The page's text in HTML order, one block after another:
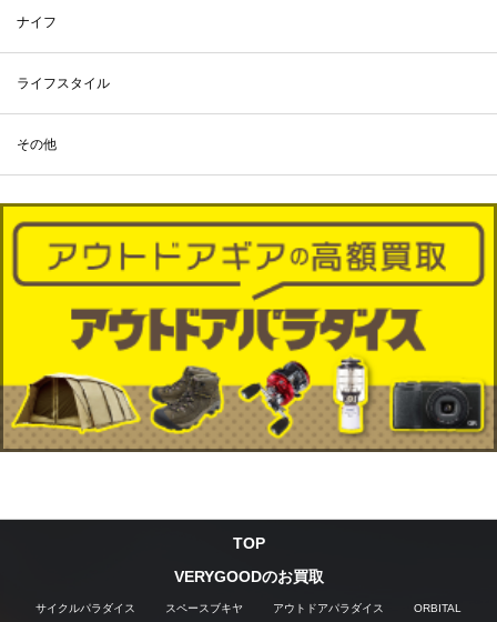
ナイフ
ライフスタイル
その他
TOP
VERYGOODのお買取
サイクルパラダイス スペースブキヤ アウトドアパラダイス ORBITAL